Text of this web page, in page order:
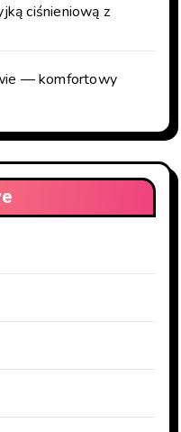
ciśnieniową z
— komfortowy